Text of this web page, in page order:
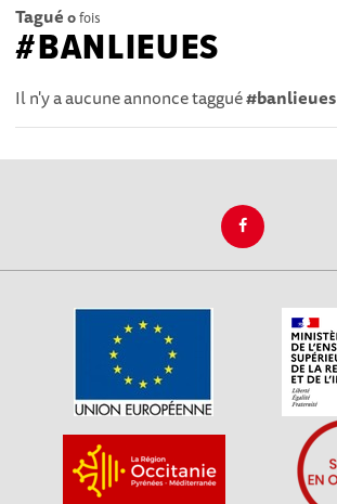
Tagué 0fois
#BANLIEUES
Il n'y a aucune annonce taggué#banlieues